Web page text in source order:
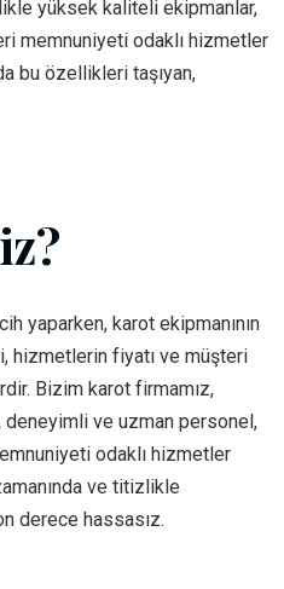
yüksek kaliteli ekipmanlar,
memnuniyeti odaklı hizmetler
bu özellikleri taşıyan,
yaparken, karot ekipmanının
hizmetlerin fiyatı ve müşteri
Bizim karot firmamız,
deneyimli ve uzman personel,
odaklı hizmetler
ve titizlikle
derece hassasız.